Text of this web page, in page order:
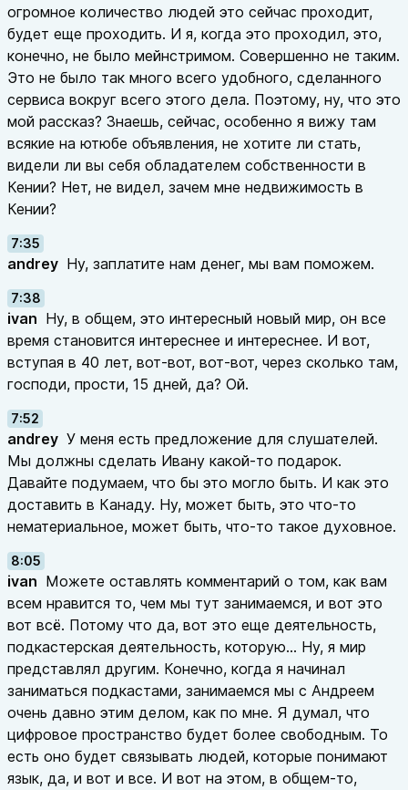
огромное количество людей это сейчас проходит,
будет еще проходить. И я, когда это проходил, это,
конечно, не было мейнстримом. Совершенно не таким.
Это не было так много всего удобного, сделанного
сервиса вокруг всего этого дела. Поэтому, ну, что это
мой рассказ? Знаешь, сейчас, особенно я вижу там
всякие на ютюбе объявления, не хотите ли стать,
видели ли вы себя обладателем собственности в
Кении? Нет, не видел, зачем мне недвижимость в
Кении?
7:35
andrey Ну, заплатите нам денег, мы вам поможем.
7:38
ivan Ну, в общем, это интересный новый мир, он все
время становится интереснее и интереснее. И вот,
вступая в 40 лет, вот-вот, вот-вот, через сколько там,
господи, прости, 15 дней, да? Ой.
7:52
andrey У меня есть предложение для слушателей.
Мы должны сделать Ивану какой-то подарок.
Давайте подумаем, что бы это могло быть. И как это
доставить в Канаду. Ну, может быть, это что-то
нематериальное, может быть, что-то такое духовное.
8:05
ivan Можете оставлять комментарий о том, как вам
всем нравится то, чем мы тут занимаемся, и вот это
вот всё. Потому что да, вот это еще деятельность,
подкастерская деятельность, которую... Ну, я мир
представлял другим. Конечно, когда я начинал
заниматься подкастами, занимаемся мы с Андреем
очень давно этим делом, как по мне. Я думал, что
цифровое пространство будет более свободным. То
есть оно будет связывать людей, которые понимают
язык, да, и вот и все. И вот на этом, в общем-то,